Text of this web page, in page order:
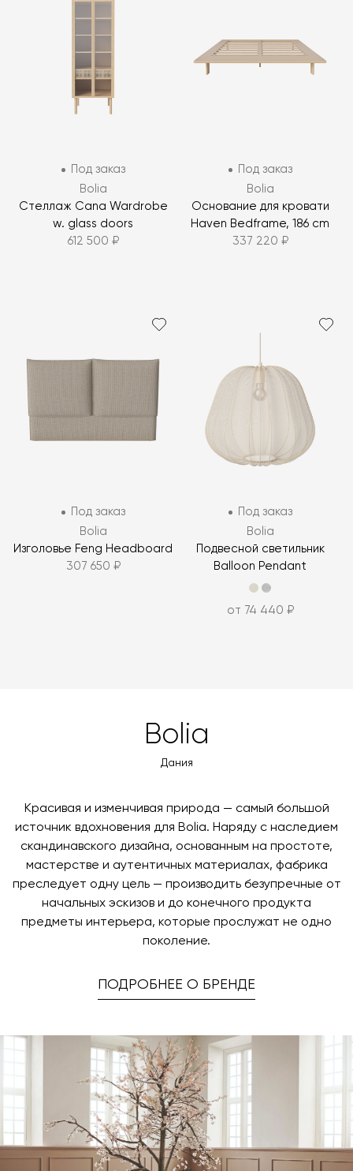
Под заказ
Bolia
Стеллаж Cana Wardrobe
w. glass doors
612 500 ₽
Под заказ
Bolia
Основание для кровати
Haven Bedframe, 186 cm
337 220 ₽
Под заказ
Bolia
Изголовье Feng Headboard
307 650 ₽
Под заказ
Bolia
Подвесной светильник
Balloon Pendant
от 74 440 ₽
Bolia
Дания
Красивая и изменчивая природа — самый большой
источник вдохновения для Bolia. Наряду с наследием
скандинавского дизайна, основанным на простоте,
мастерстве и аутентичных материалах, фабрика
преследует одну цель — производить безупречные от
начальных эскизов и до конечного продукта
предметы интерьера, которые прослужат не одно
поколение.
ПОДРОБНЕЕ О БРЕНДЕ